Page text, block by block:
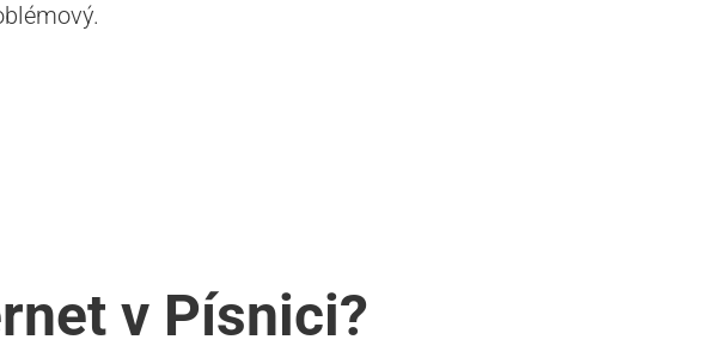
v Písnici?